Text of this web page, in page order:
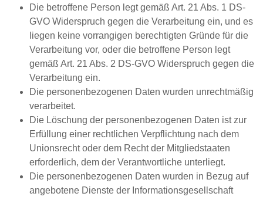
Die betroffene Person legt gemäß Art. 21 Abs. 1 DS-
GVO Widerspruch gegen die Verarbeitung ein, und es
liegen keine vorrangigen berechtigten Gründe für die
Verarbeitung vor, oder die betroffene Person legt
gemäß Art. 21 Abs. 2 DS-GVO Widerspruch gegen die
Verarbeitung ein.
Die personenbezogenen Daten wurden unrechtmäßig
verarbeitet.
Die Löschung der personenbezogenen Daten ist zur
Erfüllung einer rechtlichen Verpflichtung nach dem
Unionsrecht oder dem Recht der Mitgliedstaaten
erforderlich, dem der Verantwortliche unterliegt.
Die personenbezogenen Daten wurden in Bezug auf
angebotene Dienste der Informationsgesellschaft